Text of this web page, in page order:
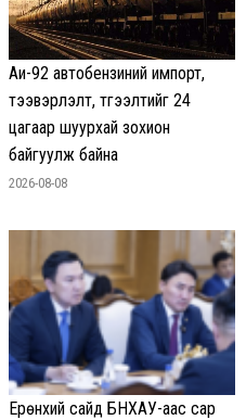
Аи-92 автобензиний импорт,
тээвэрлэлт, түгээлтийг 24
цагаар шуурхай зохион
байгуулж байна
2026-08-08
Ерөнхий сайд БНХАУ-аас сар